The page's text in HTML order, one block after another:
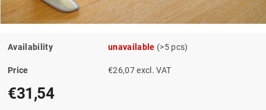
Availability unavailable (>5 pcs)
Price €26,07 excl. VAT
€31,54